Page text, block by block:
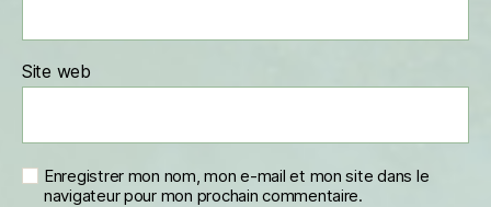
Site web
Enregistrer mon nom, mon e-mail et mon site dans le
navigateur pour mon prochain commentaire.